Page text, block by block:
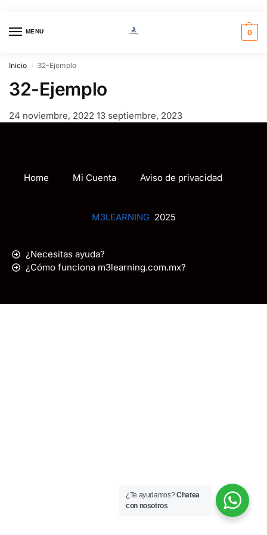
MENU 0
Inicio / 32-Ejemplo
32-Ejemplo
24 noviembre, 2022 13 septiembre, 2023
Home Mi Cuenta Aviso de privacidad
M3LEARNING2025
¿Necesitas ayuda?
¿Cómo funciona m3learning.com.mx?
¿Te ayudamos?Chatea
con nosotros